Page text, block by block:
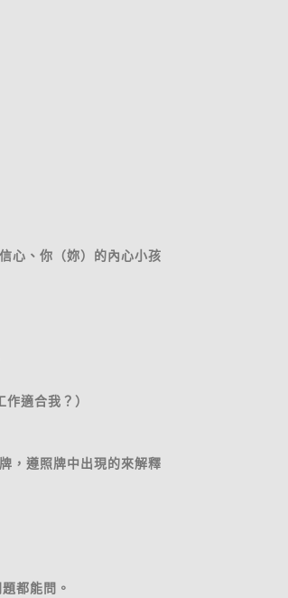
心、你（妳）的內心小孩
適合我？）
，遵照牌中出現的來解釋
都能問。